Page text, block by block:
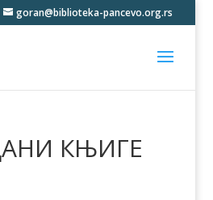
goran@biblioteka-pancevo.org.rs
КЊИГЕ